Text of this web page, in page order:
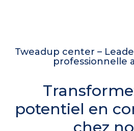
Tweadup center –
professionnelle
potentiel en
chez